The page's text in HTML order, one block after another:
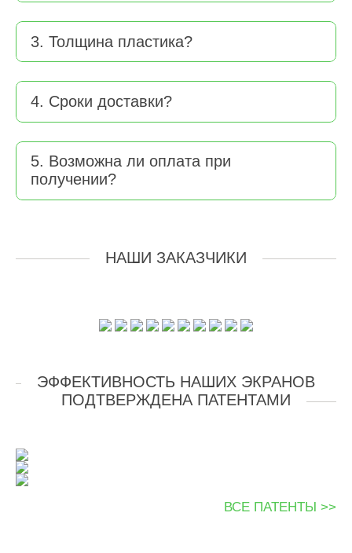
3. Толщина пластика?
4. Сроки доставки?
5. Возможна ли оплата при
получении?
НАШИ ЗАКАЗЧИКИ
ЭФФЕКТИВНОСТЬ НАШИХ ЭКРАНОВ
ПОДТВЕРЖДЕНА ПАТЕНТАМИ
ВСЕ ПАТЕНТЫ >>